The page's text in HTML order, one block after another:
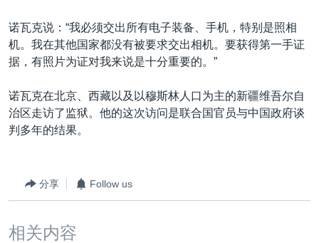
诺瓦克说：“我必须交出所有电子装备、手机，特别是照相
机。我在其他国家都没有被要求交出相机。要获得第一手证
据，有照片为证对我来说是十分重要的。”
诺瓦克在北京、西藏以及以穆斯林人口为主的新疆维吾尔自
治区走访了监狱。他的这次访问是联合国官员与中国政府谈
判多年的结果。
分享 Follow us
相关内容